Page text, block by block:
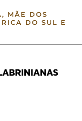
MÃE DOS
DO SUL E